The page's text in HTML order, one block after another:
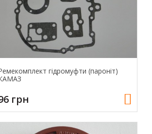
гідромуфти (пароніт)
грн